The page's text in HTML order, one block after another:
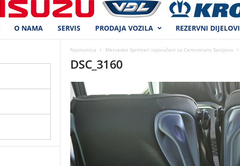
O NAMA SERVIS PRODAJA VOZILA REZERVNI DIJELOVI
Naslovnica Mercedes Sprinteri isporučeni za Centrotrans Sarajevo
DSC_3160